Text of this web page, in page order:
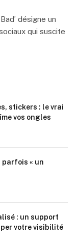
désigne un
qui suscite
stickers : le vrai
vos ongles
parfois « un
: un support
votre visibilité